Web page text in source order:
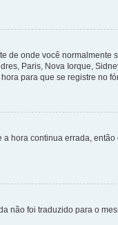
de onde você
Paris, Nova Iorque,
para que se registre no
hora continua errada,
não foi traduzido para o